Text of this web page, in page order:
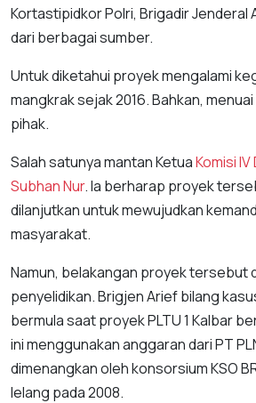
Kortastipidkor Polri, Brigadir Jenderal
dari berbagai sumber.
Untuk diketahui proyek mengalami
mangkrak sejak 2016. Bahkan,
pihak.
Salah satunya mantan KetuaKomisi IV
Subhan Nur. Ia berharap proyek
dilanjutkan untuk mewujudkan
masyarakat.
Namun, belakangan proyek tersebut
penyelidikan. Brigjen Arief bilang
bermula saat proyek PLTU 1 Kalbar
ini menggunakan anggaran dari PT
dimenangkan oleh konsorsium KSO
lelang pada 2008.